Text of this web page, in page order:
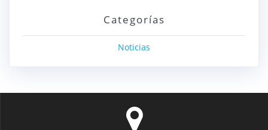
Categorías
Noticias